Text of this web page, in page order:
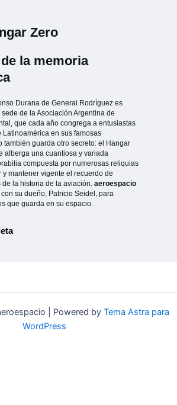
Zero
la memoria
Durana de General Rodríguez es
de la Asociación Argentina de
que cada año congrega a entusiastas
Latinoamérica en sus famosas
también guarda otro secreto: el Hangar
alberga una cuantiosa y variada
compuesta por numerosas reliquias
y mantener vigente el recuerdo de
la historia de la aviación. aeroespacio
su dueño, Patricio Seidel, para
que guarda en su espacio.
| Powered by Tema Astra para
WordPress